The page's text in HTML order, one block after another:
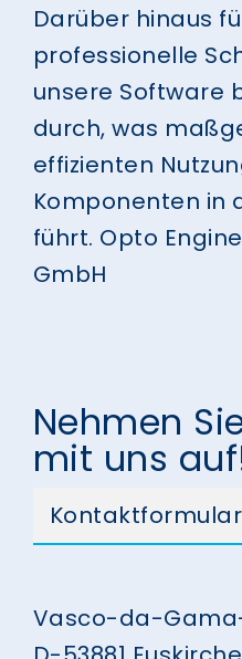
Darüber hinaus
professionelle
unsere Software
durch, was
effizienten
Komponenten in
führt. Opto
GmbH
Nehmen
mit uns
Kontaktformular
Vasco-da-